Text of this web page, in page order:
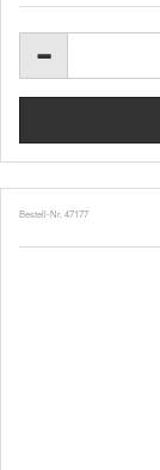
Bestell-Nr. 47177